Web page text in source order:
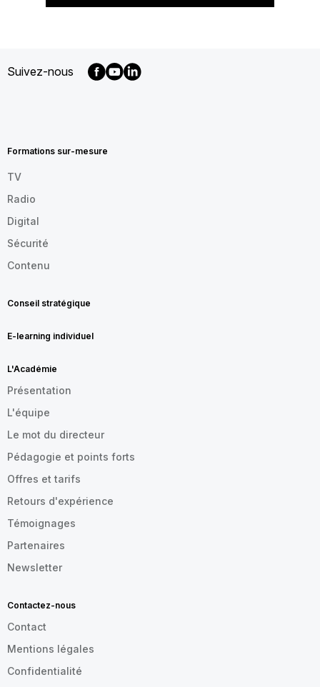
Suivez-nous
FR
Formations sur-mesure
TV
Radio
Digital
Sécurité
Contenu
Conseil stratégique
E-learning individuel
L'Académie
Présentation
L'équipe
Le mot du directeur
Pédagogie et points forts
Offres et tarifs
Retours d'expérience
Témoignages
Partenaires
Newsletter
Contactez-nous
Contact
Mentions légales
Confidentialité